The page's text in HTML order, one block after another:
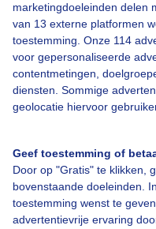
marketingdoeleinden delen
van 13 externe platformen
toestemming. Onze 114
voor gepersonaliseerde
contentmetingen,
diensten. Sommige
geolocatie hiervoor
Geef toestemming of
Door op "Gratis" te klikken,
bovenstaande doeleinden.
toestemming wenst te
advertentievrije ervaring
Over Buienradar
Bedrijfsgegevens
Veelgestelde vragen
Contact